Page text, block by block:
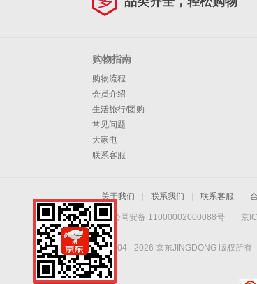
购物指南
购物流程
会员介绍
生活旅行/团购
常见问题
大家电
联系客服
关于我们 联系我们 联系客服
京公网安备 11000002000088号 京
Copyright © 2004 - 2026 京东JINGDONG 版权所有
手机扫一扫，劲爆优